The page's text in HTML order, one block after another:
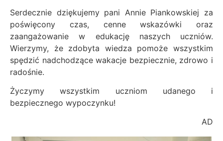
Serdecznie dziękujemy pani Annie Piankowskiej za
poświęcony czas, cenne wskazówki oraz
zaangażowanie w edukację naszych uczniów.
Wierzymy, że zdobyta wiedza pomoże wszystkim
spędzić nadchodzące wakacje bezpiecznie, zdrowo i
radośnie.
Życzymy wszystkim uczniom udanego i
bezpiecznego wypoczynku!
AD